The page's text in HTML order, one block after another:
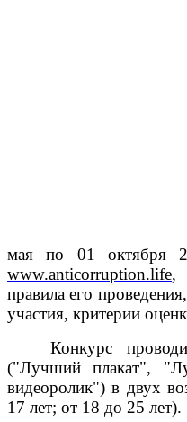
мая по 01 октября
www.anticorruption.life,
правила его
участия, критерии
Конкурс
("Лучший плакат",
видеоролик") в двух
17 лет; от 18 до 25 лет).